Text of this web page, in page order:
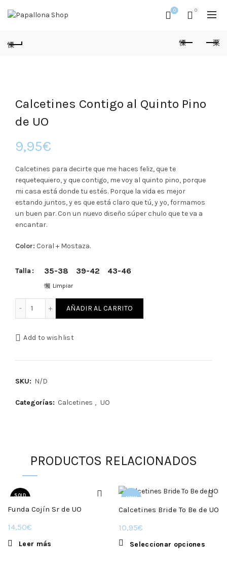
0 0
Calcetines Contigo al Quinto Pino
de UO
9,95€
Calcetines para decirte que me haces feliz, que te
requetequiero, y que contigo, me voy al quinto pino, porque
mi casa está donde tu estés. Porque la vida es mejor
estando juntos, y es que está claro que tú, y yo, formamos
un buen par. Con un nuevo diseño súper chulo que te va a
encantar.
Color: Coral + Mostaza.
Talla 35-38 39-42 43-46
Limpiar
Calcetines Contigo al Quinto Pino de UO cantidad
AÑADIR AL CARRITO
Add to wishlist
SKU: N/D
Categorías: Calcetines , UO
PRODUCTOS RELACIONADOS
SOLD
Funda Cojín Sr de UO
14,50€
Leer más
NEW
Calcetines Bride To Be de UO
10,95€
Seleccionar opciones